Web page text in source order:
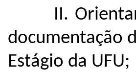
II.
documentação
Estágio da UFU;